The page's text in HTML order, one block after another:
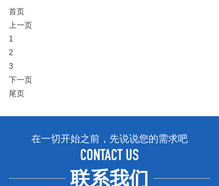
首页
上一页
1
2
3
下一页
尾页
在一切开始之前，先说说您的需求吧
CONTACT US
联系我们